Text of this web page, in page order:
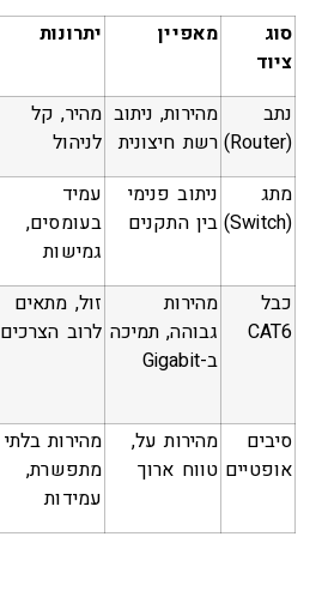
סוג
ציוד
מאפיין יתרונות
נתב
(Router)
מהירות, ניתוב
רשת חיצונית
מהיר, קל
לניהול
מתג
(Switch)
ניתוב פנימי
בין התקנים
עמיד
בעומסים,
גמישות
כבל
CAT6
מהירות
גבוהה, תמיכה
ב-Gigabit
זול, מתאים
לרוב הצרכים
סיבים
אופטיים
מהירות על,
טווח ארוך
מהירות בלתי
מתפשרת,
עמידות